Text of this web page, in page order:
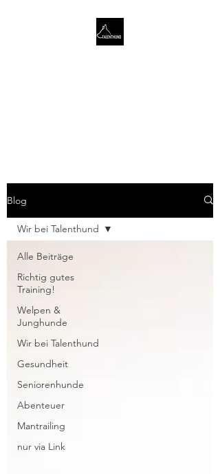
Blog
Alle Beiträge
Richtig gutes
Training!
Welpen &
Junghunde
Wir bei Talenthund
Gesundheit
Seniorenhunde
Abenteuer
Mantrailing
nur via Link
Wir bei Talenthund